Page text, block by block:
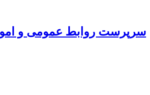
سرپرست روابط عمومی و